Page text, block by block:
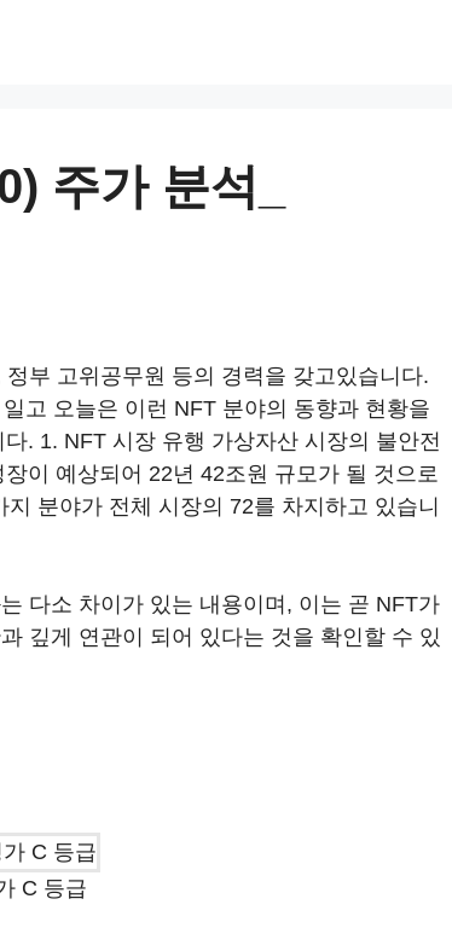
주가 분석_
부 고위공무원 등의 경력을 갖고있습니다.
고 오늘은 이런 NFT 분야의 동향과 현황을
. 1. NFT 시장 유행 가상자산 시장의 불안전
이 예상되어 22년 42조원 규모가 될 것으로
분야가 전체 시장의 72를 차지하고 있습니
다소 차이가 있는 내용이며, 이는 곧 NFT가
깊게 연관이 되어 있다는 것을 확인할 수 있
C 등급